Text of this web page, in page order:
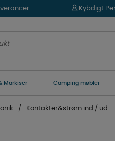
Kybdigt
Markiser Camping møbler
Kontakter&strøm ind / ud